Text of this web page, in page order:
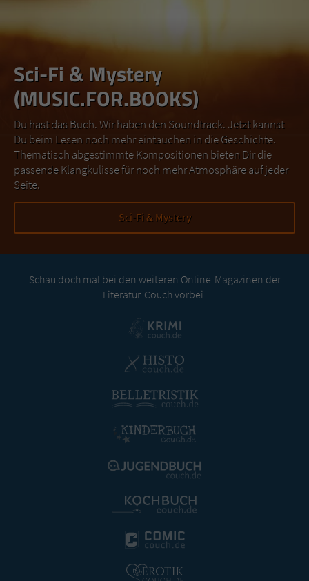
Sci-Fi & Mystery
(MUSIC.FOR.BOOKS)
Du hast das Buch. Wir haben den Soundtrack. Jetzt kannst
Du beim Lesen noch mehr eintauchen in die Geschichte.
Thematisch abgestimmte Kompositionen bieten Dir die
passende Klangkulisse für noch mehr Atmosphäre auf jeder
Seite.
Sci-Fi & Mystery
Schau doch mal bei den weiteren Online-Magazinen der
Literatur-Couch vorbei: